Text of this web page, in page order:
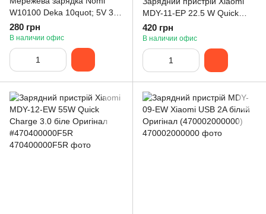
W10100 Deka 10quot; 5V 3A
з шнуром, чорний Сервісний
оригінал (1-W10100-2-22-1)
280 грн
В наличии офис
MDY-11-EP 22.5 W Quick
Charge 3.0 біле Оригінал
(47040000081T)
420 грн
В наличии офис